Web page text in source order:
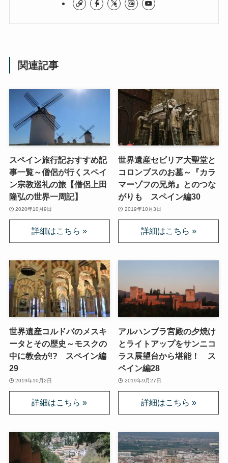
関連記事
スペイン旅行記おすすめ記
事一覧～僧侶が行くスペイ
ン宗教巡礼の旅【僧侶上田
隆弘の世界一周記】
2020年10月9日
世界遺産セビリア大聖堂と
コロンブスのお墓～『カラ
マーゾフの兄弟』とのつな
がりも スペイン編30
2019年10月3日
世界遺産コルドバのメスキ
ータとその歴史～モスクの
中に教会が!? スペイン編
29
2019年10月2日
アルハンブラ宮殿の夕焼け
とライトアップをサンニコ
ラス展望台から堪能！ ス
ペイン編28
2019年9月27日